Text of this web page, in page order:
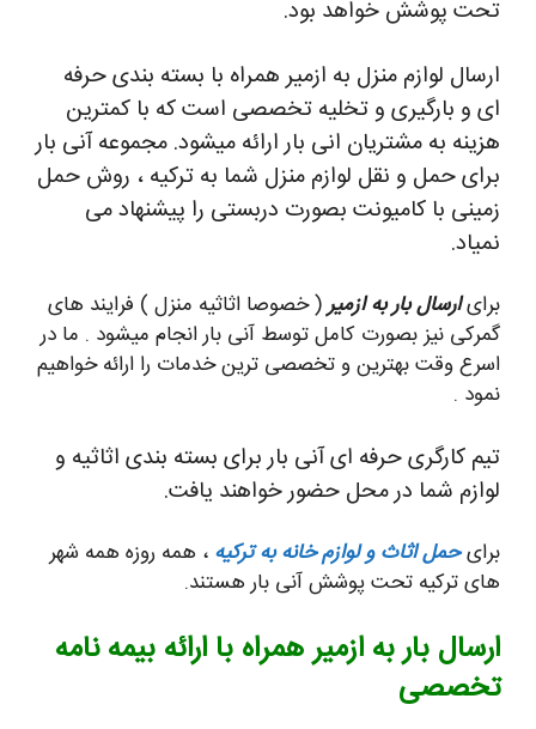
تحت پوشش خواهد بود.
ارسال لوازم منزل به ازمیر همراه با بسته بندی حرفه
ای و بارگیری و تخلیه تخصصی است که با کمترین
هزینه به مشتریان انی بار ارائه میشود. مجموعه آنی بار
برای حمل و نقل لوازم منزل شما به ترکیه ، روش حمل
زمینی با کامیونت بصورت دربستی را پیشنهاد می
نمیاد.
برایارسال بار به ازمیر( خصوصا اثاثیه منزل ) فرایند های
گمرکی نیز بصورت کامل توسط آنی بار انجام میشود . ما در
اسرع وقت بهترین و تخصصی ترین خدمات را ارائه خواهیم
نمود .
تیم کارگری حرفه ای آنی بار برای بسته بندی اثاثیه و
لوازم شما در محل حضور خواهند یافت.
برایحمل اثاث و لوازم خانه به ترکیه ، همه روزه همه شهر
های ترکیه تحت پوشش آنی بار هستند.
ارسال بار به ازمیر همراه با ارائه بیمه نامه
تخصصی